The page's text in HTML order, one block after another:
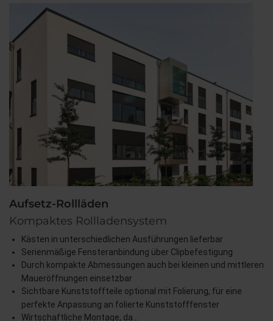
Aufsetz-Rollläden
Kompaktes Rollladensystem
Kästen in unterschiedlichen Ausführungen lieferbar
Serienmäßige Fensteranbindung über Clipbefestigung
Durch kompakte Abmessungen auch bei kleinen und mittleren
Maueröffnungen einsetzbar
Sichtbare Kunststoffteile optional mit Folierung, für eine
perfekte Anpassung an folierte Kunststofffenster
Wirtschaftliche Montage, da…